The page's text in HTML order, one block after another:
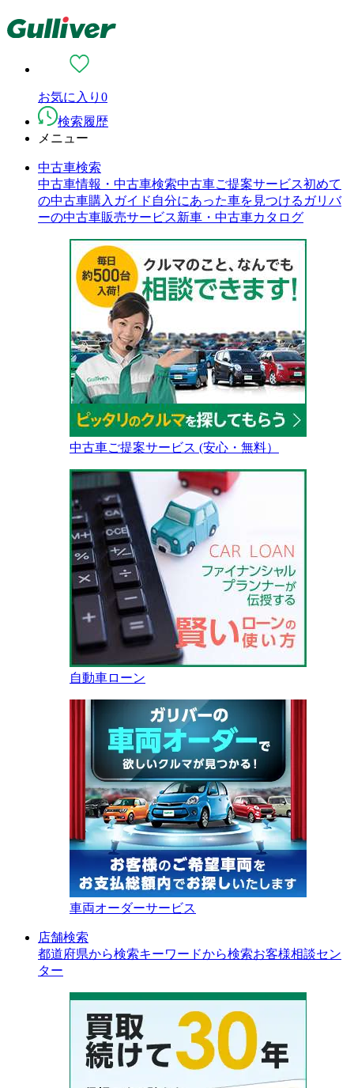
お気に入り 0
検索履歴
メニュー
中古車検索
中古車情報・中古車検索中古車ご提案サービス初めて
の中古車購入ガイド 自分にあった車を見つける ガリバ
ーの中古車販売サービス新車・中古車カタログ
中古車ご提案サービス (安心・無料）
自動車ローン
車両オーダーサービス
店舗検索
都道府県から検索キーワードから検索お客様相談セン
ター